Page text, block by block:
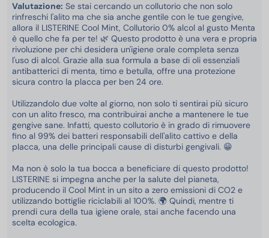
Valutazione: Se stai cercando un collutorio che non solo
rinfreschi l'alito ma che sia anche gentile con le tue gengive,
allora il LISTERINE Cool Mint, Collutorio 0% alcol al gusto Menta
è quello che fa per te! 🌿 Questo prodotto è una vera e propria
rivoluzione per chi desidera un'igiene orale completa senza
l'uso di alcol. Grazie alla sua formula a base di oli essenziali
antibatterici di menta, timo e betulla, offre una protezione
sicura contro la placca per ben 24 ore.
Utilizzandolo due volte al giorno, non solo ti sentirai più sicuro
con un alito fresco, ma contribuirai anche a mantenere le tue
gengive sane. Infatti, questo collutorio è in grado di rimuovere
fino al 99% dei batteri responsabili dell'alito cattivo e della
placca, una delle principali cause di disturbi gengivali. 😁
Ma non è solo la tua bocca a beneficiare di questo prodotto!
LISTERINE si impegna anche per la salute del pianeta,
producendo il Cool Mint in un sito a zero emissioni di CO2 e
utilizzando bottiglie riciclabili al 100%. 🌍 Quindi, mentre ti
prendi cura della tua igiene orale, stai anche facendo una
scelta ecologica.